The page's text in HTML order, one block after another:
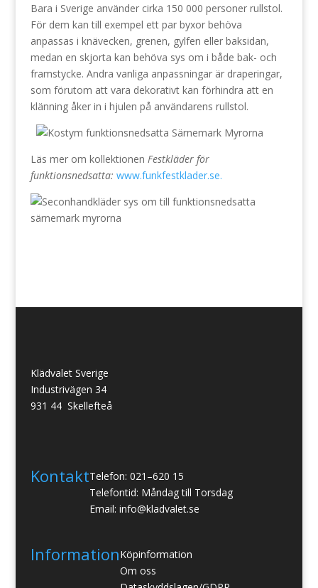
Bara i Sverige använder cirka 150 000 personer rullstol.
För dem kan till exempel ett par byxor behöva
anpassas i knävecken, grenen, gylfen eller baksidan,
medan en skjorta kan behöva sys om i både bak- och
framstycke. Andra vanliga anpassningar är draperingar,
som förutom att vara dekorativt kan förhindra att en
klänning åker in i hjulen på användarens rullstol.
Läs mer om kollektionen Festkläder för
funktionsnedsatta: www.funkfestklader.se.
Klädvalet Sverige
Industrivägen 34
931 44 Skellefteå
KontaktTelefon: 021–620 15
Telefontid: Måndag till Torsdag
Email: info@kladvalet.se
InformationKöpinformation
Om oss